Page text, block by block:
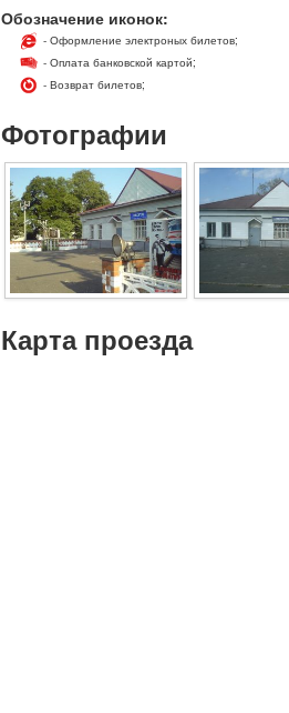
Обозначение иконок:
- Оформление электроных билетов;
- Оплата банковской картой;
- Возврат билетов;
Фотографии
Карта проезда